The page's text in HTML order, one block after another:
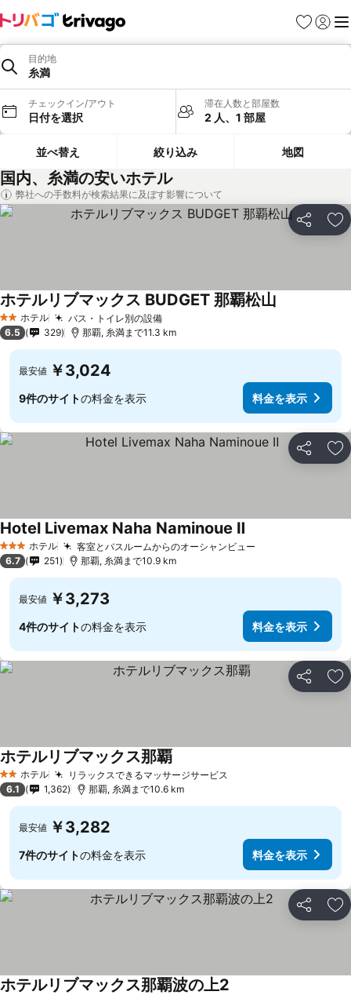
お気に入り
ログイ
メ
目的地
糸満
チェックイン/アウト
日付を選択
滞在人数と部屋数
2 人、1 部屋
並べ替え 絞り込み 地図
国内、糸満の安いホテル
弊社への手数料が検索結果に及ぼす影響について
シェア お
2 ホテルのランク
ホテル バス・トイレ別の設備
ホテルリブマックス BUDGET 那覇松山
6.5 329 那覇, 糸満まで11.3 km
最安値 ￥3,024
9件のサイトの料金を表示 料金を表示
シェア お
3 ホテルのランク
ホテル 客室とバスルームからのオーシャンビュー
Hotel Livemax Naha Naminoue Ⅱ
6.7 251 那覇, 糸満まで10.9 km
最安値 ￥3,273
4件のサイトの料金を表示 料金を表示
シェア お
2 ホテルのランク
ホテル リラックスできるマッサージサービス
ホテルリブマックス那覇
6.1 1,362 那覇, 糸満まで10.6 km
最安値 ￥3,282
7件のサイトの料金を表示 料金を表示
シェア お
ホテルリブマックス那覇波の上2